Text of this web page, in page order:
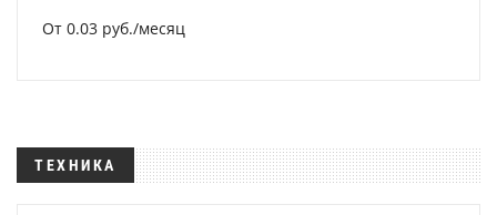
От 0.03 руб./месяц
ТЕХНИКА